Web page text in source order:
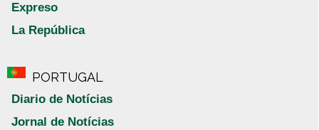
Expreso
La República
PORTUGAL
Diario de Notícias
Jornal de Notícias